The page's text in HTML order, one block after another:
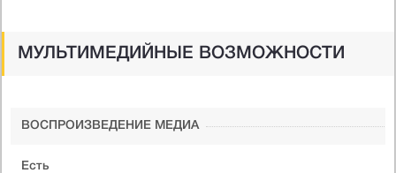
МУЛЬТИМЕДИЙНЫЕ ВОЗМОЖНОСТИ
ВОСПРОИЗВЕДЕНИЕ МЕДИА
Есть